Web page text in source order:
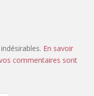
En savoir
commentaires sont